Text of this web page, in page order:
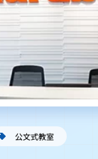
公文式教室